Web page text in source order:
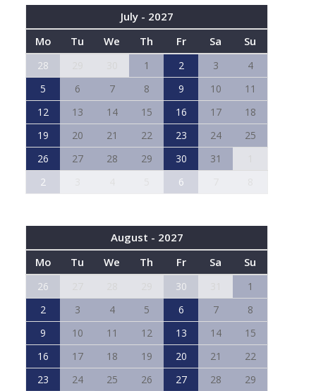
July - 2027
Mo
Tu We Th Fr Sa Su
28 1 2 3
4
5
6 7 8 9 10
11
12
13 14 15 16 17
18
19
20 21 22 23 24
25
26
27 28 29 30 31
2
6
August - 2027
Mo
Tu We Th Fr Sa Su
26 30
1
2
3 4 5 6 7
8
9
10 11 12 13 14
15
16
17 18 19 20 21
22
23
24 25 26 27 28
29